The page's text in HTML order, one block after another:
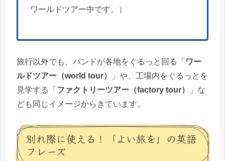
ワールドツアー中です。）
旅行以外でも、バンドが各地をぐるっと回る「 ワー
ルドツアー（world tour）
」や、工場内をぐるっとを
見学する「 ファクトリーツアー（factory tour）
」な
ども同じイメージからきています。
別れ際に使える！「よい旅を」の英語
フレーズ